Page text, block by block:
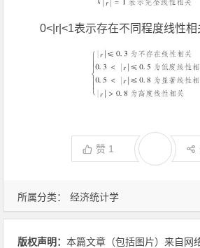
0<|r|<1表示存在不同程度线性相
赞 1
所属分类： 经济统计学
版权声明：本篇文章（包括图片）来自网